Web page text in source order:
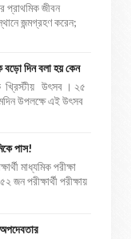
জীবন
জন্মগ্রহণ করেন;
বড়ো দিন বলা হয় কেন
খ্রিস্টীয় উৎসব । ২৫
উপলক্ষে এই উৎসব
পাস!
মাধ্যমিক পরীক্ষা
পরীক্ষার্থী পরীক্ষায়